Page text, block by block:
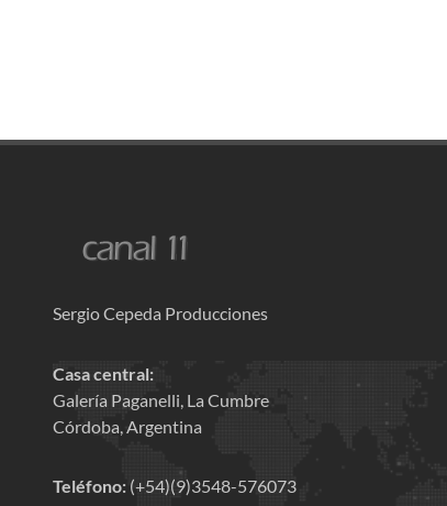
Sergio Cepeda Producciones
Casa central:
Galería Paganelli, La Cumbre
Córdoba, Argentina
Teléfono: (+54)(9)3548-576073